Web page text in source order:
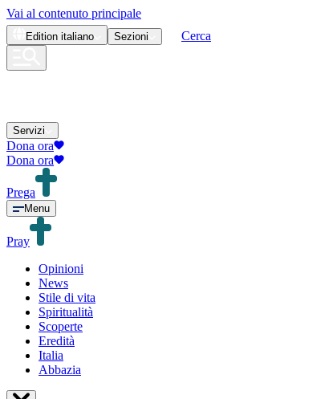
Vai al contenuto principale
Edition italiano Sezioni Cerca
Servizi
Dona ora
Dona ora
Prega
Menu
Pray
Opinioni
News
Stile di vita
Spiritualità
Scoperte
Eredità
Italia
Abbazia